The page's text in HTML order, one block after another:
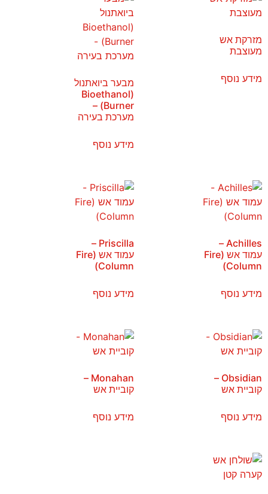
מזרקת אש
מעוצבת
מידע נוסף
מבער ביואתנול
(Bioethanol
Burner) –
מערכת בעירה
מידע נוסף
Achilles –
עמוד אש (Fire
Column)
מידע נוסף
Priscilla –
עמוד אש (Fire
Column)
מידע נוסף
Obsidian –
קוביית אש
מידע נוסף
Monahan –
קוביית אש
מידע נוסף